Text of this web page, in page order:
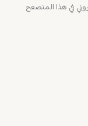
في هذا المتصفح